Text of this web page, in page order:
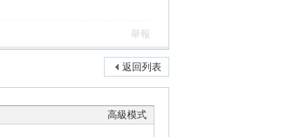
舉報
返回列表
高級模式